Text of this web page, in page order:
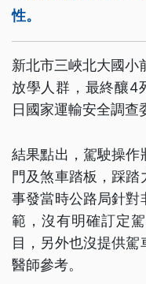
性。
新北市三峽北大國小
放學人群，最終釀4
日國家運輸安全調查
結果點出，駕駛操作
門及煞車踏板，踩踏
事發當時公路局針對
範，沒有明確訂定
目，另外也沒提供
醫師參考。